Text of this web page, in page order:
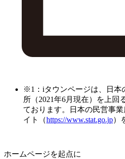
※1：iタウンページは、日本
所（2021年6月現在）を上回
ております。日本の民営事
イト（https://www.stat.go.jp）
ホームページを起点に